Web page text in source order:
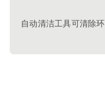
自动清洁工具可清除